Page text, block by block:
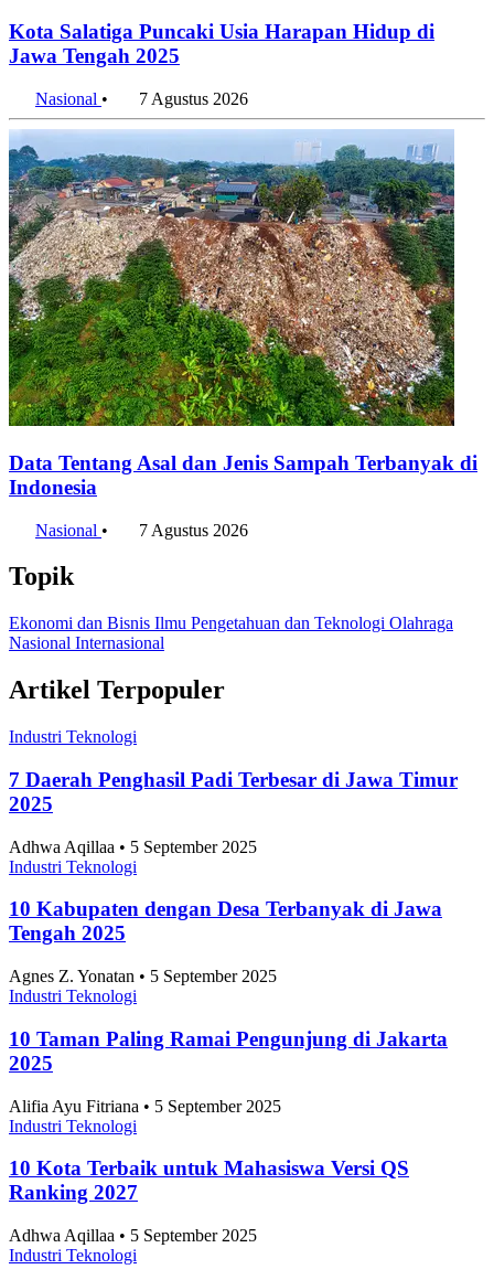
Kota Salatiga Puncaki Usia Harapan Hidup di
Jawa Tengah 2025
Nasional • 7 Agustus 2026
Data Tentang Asal dan Jenis Sampah Terbanyak di
Indonesia
Nasional • 7 Agustus 2026
Topik
Ekonomi dan Bisnis Ilmu Pengetahuan dan Teknologi Olahraga
Nasional Internasional
Artikel Terpopuler
Industri Teknologi
7 Daerah Penghasil Padi Terbesar di Jawa Timur
2025
Adhwa Aqillaa • 5 September 2025
Industri Teknologi
10 Kabupaten dengan Desa Terbanyak di Jawa
Tengah 2025
Agnes Z. Yonatan • 5 September 2025
Industri Teknologi
10 Taman Paling Ramai Pengunjung di Jakarta
2025
Alifia Ayu Fitriana • 5 September 2025
Industri Teknologi
10 Kota Terbaik untuk Mahasiswa Versi QS
Ranking 2027
Adhwa Aqillaa • 5 September 2025
Industri Teknologi